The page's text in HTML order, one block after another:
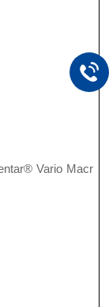
Vario Macr